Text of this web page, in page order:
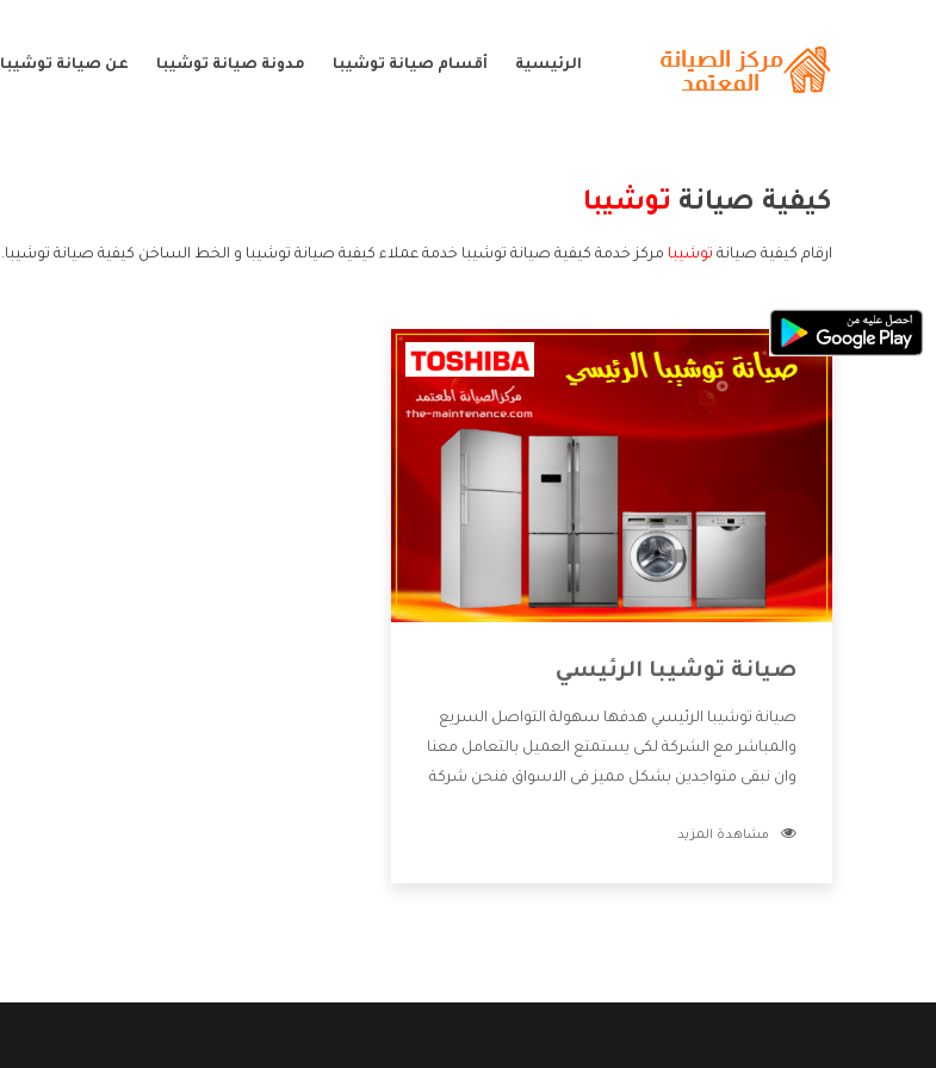
الرئيسية أقسام صيانة توشيبا مدونة صيانة توشيبا عن صيانة توشيبا
كيفية صيانة توشيبا
ارقام كيفية صيانة توشيبا مركز خدمة كيفية صيانة توشيبا خدمة عملاء كيفية صيانة توشيبا و الخط الساخن كيفية صيانة توشيبا.
صيانة توشيبا الرئيسي
صيانة توشيبا الرئيسي هدفها سهولة التواصل السريع
والمباشر مع الشركة لكى يستمتع العميل بالتعامل معنا
وان نبقى متواجدين بشكل مميز فى الاسواق فنحن شركة
بالخدمات التى تنفرد الشركة بها والتى تكون منها خدمة
مشاهدة المزيد